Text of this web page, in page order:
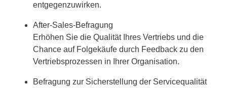
entgegenzuwirken.
After-Sales-Befragung
Erhöhen Sie die Qualität Ihres Vertriebs und die
Chance auf Folgekäufe durch Feedback zu den
Vertriebsprozessen in Ihrer Organisation.
Befragung zur Sicherstellung der Servicequalität